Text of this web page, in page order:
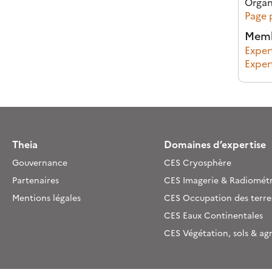
Page
Theia
Gouvernance
Partenaires
Mentions légales
Domaines d’expertise
CES Cryosphère
CES Imagerie &
CES Occupation des
CES Eaux Continentales
CES Végétation, sols &